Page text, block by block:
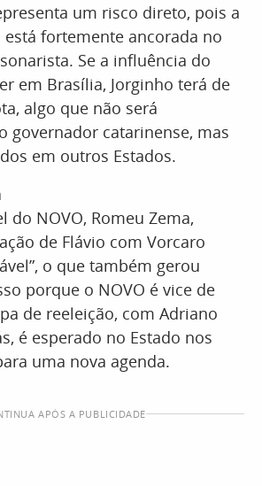
um risco direto, pois a
está fortemente ancorada no
Se a influência do
em Brasília, Jorginho terá de
algo que não será
governador catarinense, mas
em outros Estados.
do NOVO, Romeu Zema,
de Flávio com Vorcaro
o que também gerou
porque o NOVO é vice de
de reeleição, com Adriano
é esperado no Estado nos
uma nova agenda.
APÓS A PUBLICIDADE